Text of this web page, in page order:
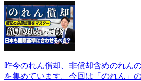
昨今のれん償却、非償却含めのれん
を集めています。今回は「のれん」